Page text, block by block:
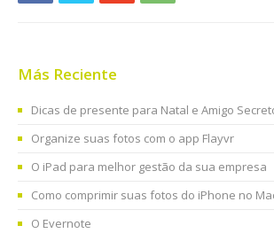
Más Reciente
Dicas de presente para Natal e Amigo
Organize suas fotos com o app Flayvr
O iPad para melhor gestão da sua empresa
Como comprimir suas fotos do iPhone no
O Evernote